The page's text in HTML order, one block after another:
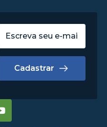
Cadastrar